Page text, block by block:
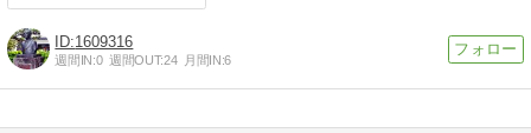
1609316
週間IN:0 週間OUT:24 月間IN:6